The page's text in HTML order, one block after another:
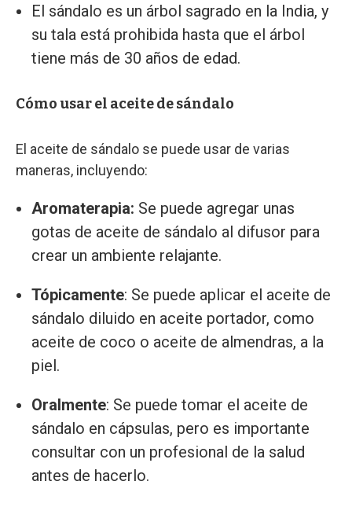
El sándalo es un árbol sagrado en la India, y
su tala está prohibida hasta que el árbol
tiene más de 30 años de edad.
Cómo usar el aceite de sándalo
El aceite de sándalo se puede usar de varias
maneras, incluyendo:
Aromaterapia: Se puede agregar unas
gotas de aceite de sándalo al difusor para
crear un ambiente relajante.
Tópicamente: Se puede aplicar el aceite de
sándalo diluido en aceite portador, como
aceite de coco o aceite de almendras, a la
piel.
Oralmente: Se puede tomar el aceite de
sándalo en cápsulas, pero es importante
consultar con un profesional de la salud
antes de hacerlo.